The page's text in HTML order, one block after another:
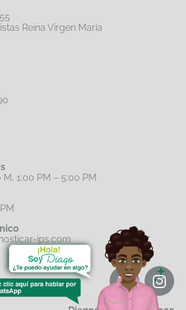
Reina Virgen María
M, 1:00 PM – 5:00 PM
ips.com